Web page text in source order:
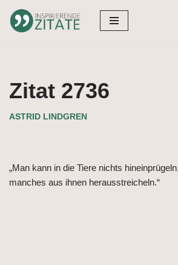
Zum
Zitat 2736
ASTRID LINDGREN
„Man kann in die Tiere nichts
manches aus ihnen herausstreicheln.“